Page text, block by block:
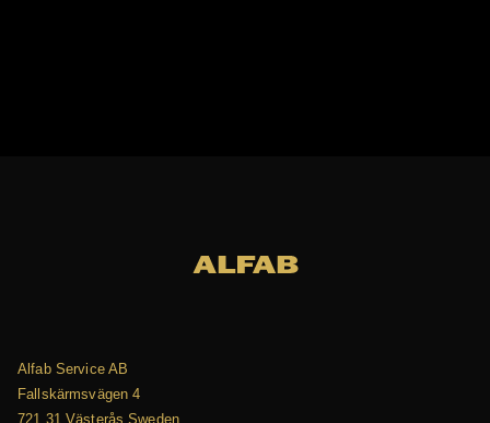
Alfab Service AB
Fallskärmsvägen 4
721 31 Västerås Sweden